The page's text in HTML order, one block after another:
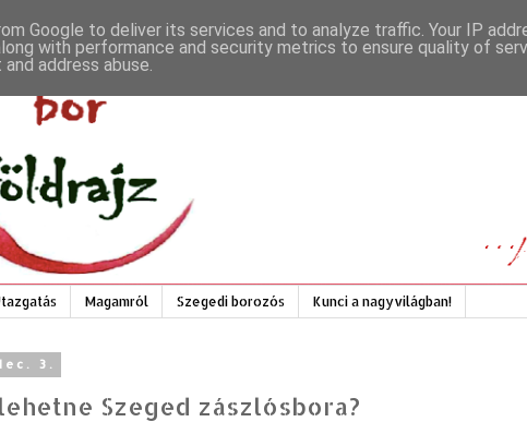
Magamról Szegedi borozós Kunci a nagyvilágban!
3.
Szeged zászlósbora?
Google to deliver its services and to analyze traffic. Your IP
with performance and security metrics to ensure quality of
address abuse.